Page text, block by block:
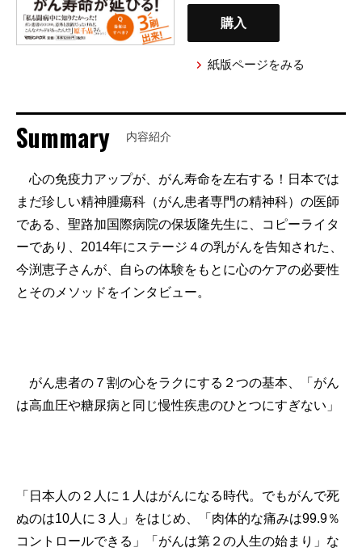
購入
紙版ページをみる
Summary 内容紹介
心の免疫力アップが、がん寿命を左右する！日本では
まだ珍しい精神腫瘍科（がん患者専門の精神科）の医師
である、聖路加国際病院の保坂隆先生に、コピーライタ
ーであり、2014年にステージ４の乳がんを告知された、
今渕恵子さんが、自らの体験をもとに心のケアの必要性
とそのメソッドをインタビュー。
がん患者の７割の心をラクにする２つの基本、「がん
は高血圧や糖尿病と同じ慢性疾患のひとつにすぎない」
「日本人の２人に１人はがんになる時代。でもがんで死
ぬのは10人に３人」をはじめ、「肉体的な痛みは99.9％
コントロールできる」「がんは第２の人生の始まり」な